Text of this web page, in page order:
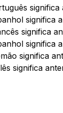
significa
significa
significa
significa
significa
significa